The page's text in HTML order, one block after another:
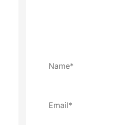
Name*
Email*